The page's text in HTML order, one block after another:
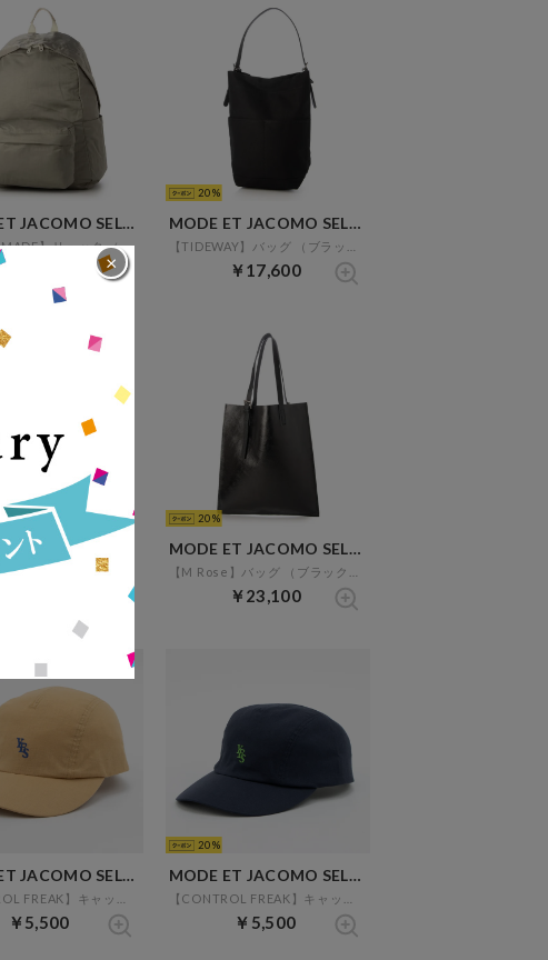
MODE ET JACOMO SELECT
【EARTH MADE】リュック （グレー）
20
MODE ET JACOMO SELECT
￥17,600
20
MODE ET JACOMO SELECT
￥23,100
MODE ET JACOMO SELECT
￥5,500
20
MODE ET JACOMO SELECT
￥5,500
×